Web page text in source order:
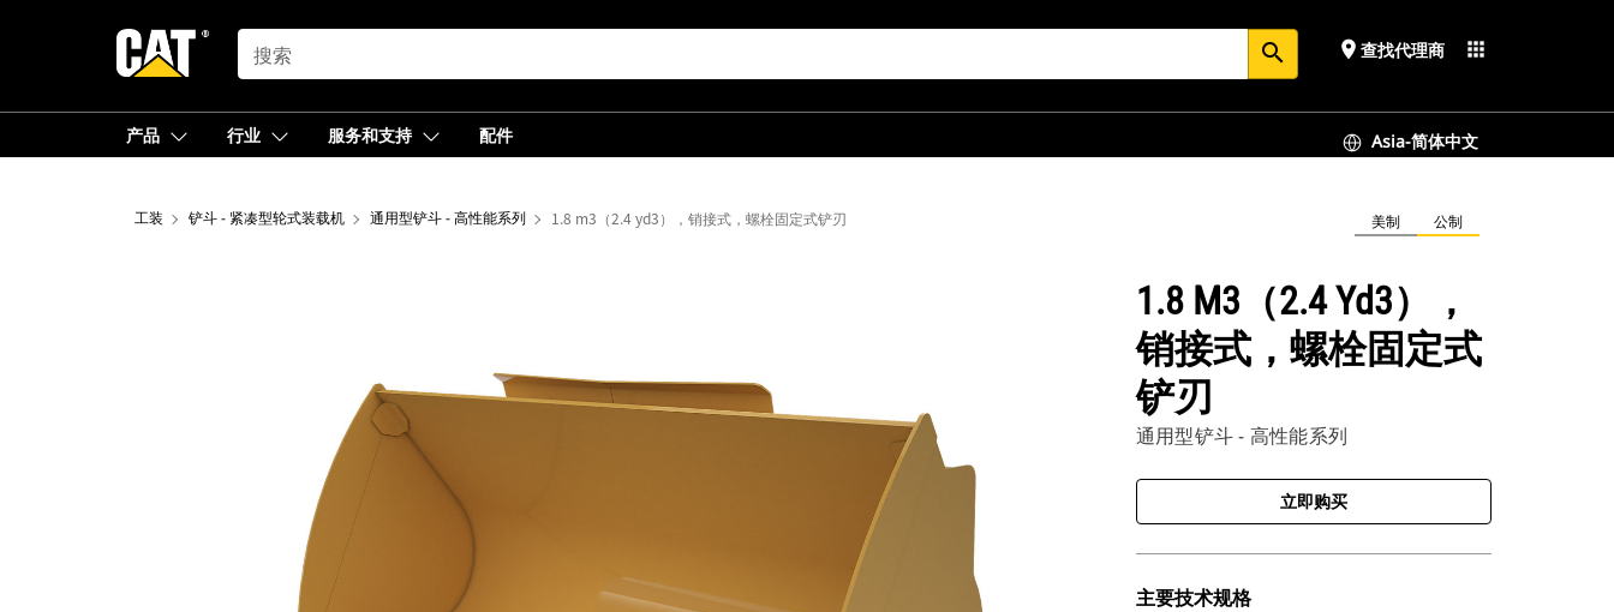
SEARCH search place 查找代理商 apps
产品 行业 服务和支持 配件 Asia-简体中文
工装 铲斗 - 紧凑型轮式装载机 通用型铲斗 - 高性能系列 1.8 m3（2.4 yd3），销接式，螺栓固定式铲刃 美制 公制
1.8 M3（2.4 Yd3），
销接式，螺栓固定式
铲刃
通用型铲斗 - 高性能系列
立即购买
主要技术规格